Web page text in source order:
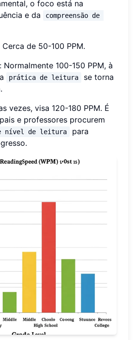
o foco está na
e da
compreensão de
Cerca de 50-100 PPM.
Normalmente 100-150 PPM, à
prática de leitura
se torna
vezes, visa 120-180 PPM. É
e professores procurem
nível de leitura
para